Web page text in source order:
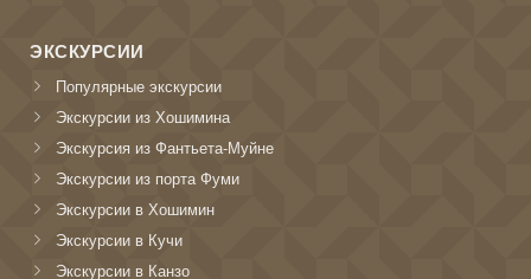
ЭКСКУРСИИ
Популярные экскурсии
Экскурсии из Хошимина
Экскурсия из Фантьета-Муйне
Экскурсии из порта Фуми
Экскурсии в Хошимин
Экскурсии в Кучи
Экскурсии в Канзо